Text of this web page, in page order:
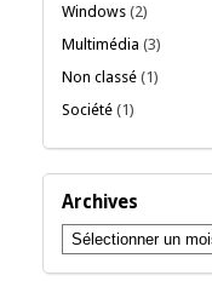
Windows (2)
Multimédia (3)
Non classé (1)
Société (1)
Archives
Archives